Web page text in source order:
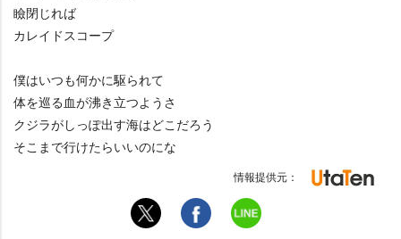
瞼閉じれば
カレイドスコープ
僕はいつも何かに駆られて
体を巡る血が沸き立つようさ
クジラがしっぽ出す海はどこだろう
そこまで行けたらいいのにな
情報提供元：